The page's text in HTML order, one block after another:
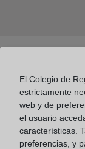
Colegio
El Colegio de
estrictamente
web y de
el usuario
características.
preferencias, y